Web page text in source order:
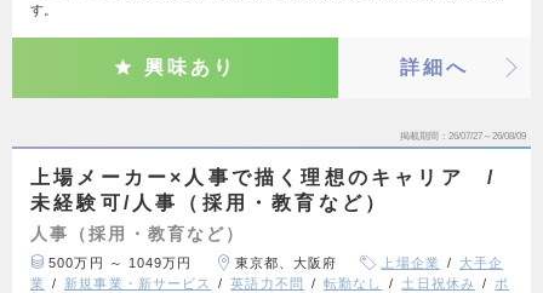
す。
興味あり 詳細へ
掲載期間 26/07/27～26/08/09
上場メーカー×人事で描く理想のキャリア /
未経験可/人事（採用・教育など）
人事（採用・教育など）
500万円 ～ 1049万円 東京都、大阪府 上場企業
大手企
業
新規事業・新サービス 英語力不問 転勤なし 土日祝休み
ポ